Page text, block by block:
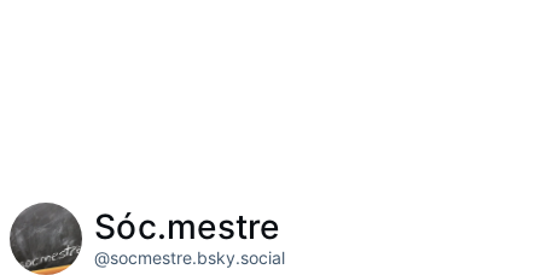
Sóc.mestre
@socmestre.bsky.social